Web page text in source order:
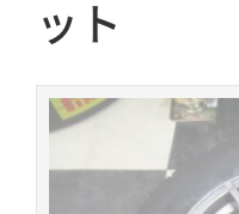
ット